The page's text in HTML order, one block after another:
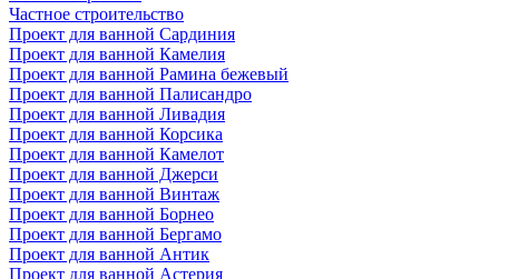
Частное строительство
Проект для ванной Сардиния
Проект для ванной Камелия
Проект для ванной Рамина бежевый
Проект для ванной Палисандро
Проект для ванной Ливадия
Проект для ванной Корсика
Проект для ванной Камелот
Проект для ванной Джерси
Проект для ванной Винтаж
Проект для ванной Борнео
Проект для ванной Бергамо
Проект для ванной Антик
Проект для ванной Астерия